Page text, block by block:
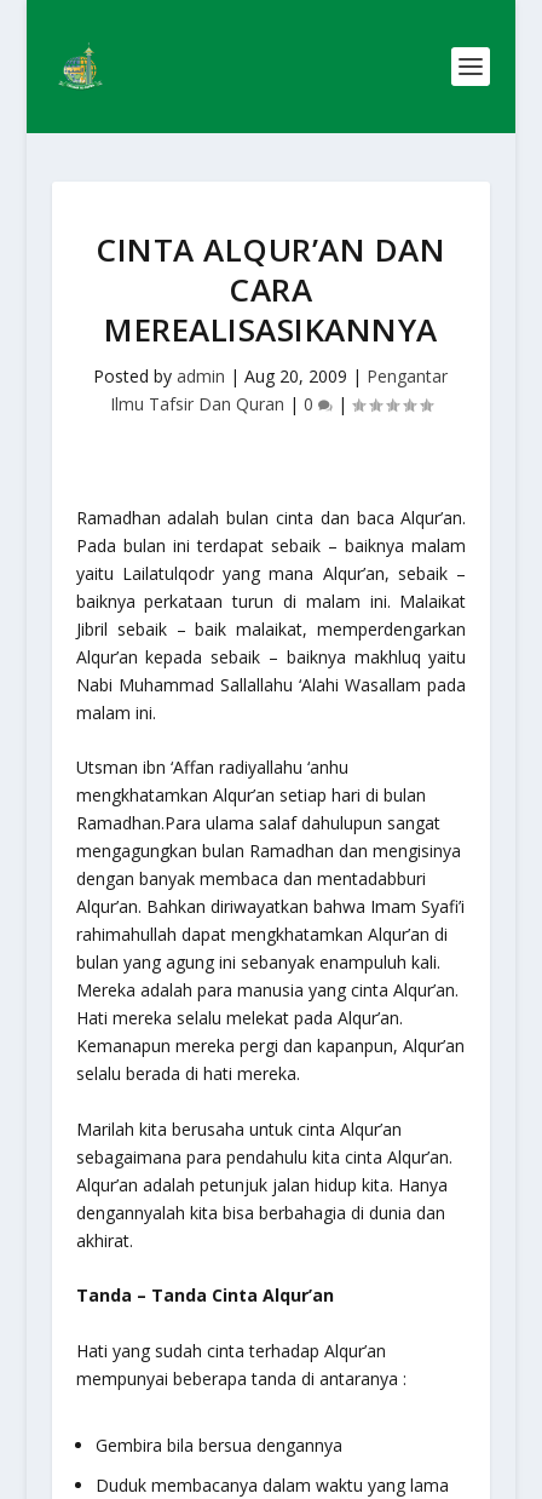
CINTA ALQUR’AN DAN
CARA
MEREALISASIKANNYA
Posted byadmin |Aug 20, 2009 | Pengantar
Ilmu Tafsir Dan Quran | 0 |
Ramadhan adalah bulan cinta dan baca Alqur’an.
Pada bulan ini terdapat sebaik – baiknya malam
yaitu Lailatulqodr yang mana Alqur’an, sebaik –
baiknya perkataan turun di malam ini. Malaikat
Jibril sebaik – baik malaikat, memperdengarkan
Alqur’an kepada sebaik – baiknya makhluq yaitu
Nabi Muhammad Sallallahu ‘Alahi Wasallam pada
malam ini.
Utsman ibn ‘Affan radiyallahu ‘anhu
mengkhatamkan Alqur’an setiap hari di bulan
Ramadhan.Para ulama salaf dahulupun sangat
mengagungkan bulan Ramadhan dan mengisinya
dengan banyak membaca dan mentadabburi
Alqur’an. Bahkan diriwayatkan bahwa Imam Syafi’i
rahimahullah dapat mengkhatamkan Alqur’an di
bulan yang agung ini sebanyak enampuluh kali.
Mereka adalah para manusia yang cinta Alqur’an.
Hati mereka selalu melekat pada Alqur’an.
Kemanapun mereka pergi dan kapanpun, Alqur’an
selalu berada di hati mereka.
Marilah kita berusaha untuk cinta Alqur’an
sebagaimana para pendahulu kita cinta Alqur’an.
Alqur’an adalah petunjuk jalan hidup kita. Hanya
dengannyalah kita bisa berbahagia di dunia dan
akhirat.
Tanda – Tanda Cinta Alqur’an
Hati yang sudah cinta terhadap Alqur’an
mempunyai beberapa tanda di antaranya :
Gembira bila bersua dengannya
Duduk membacanya dalam waktu yang lama